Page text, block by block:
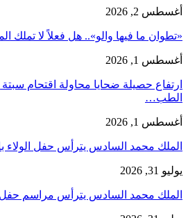
أغسطس 2, 2026
«تطوان ما فيها والو».. هل فعلاً لا تملك
أغسطس 1, 2026
الطب…
أغسطس 1, 2026
الملك محمد السادس يترأس حفل الولاء
يوليو 31, 2026
الملك محمد السادس يترأس مراسم